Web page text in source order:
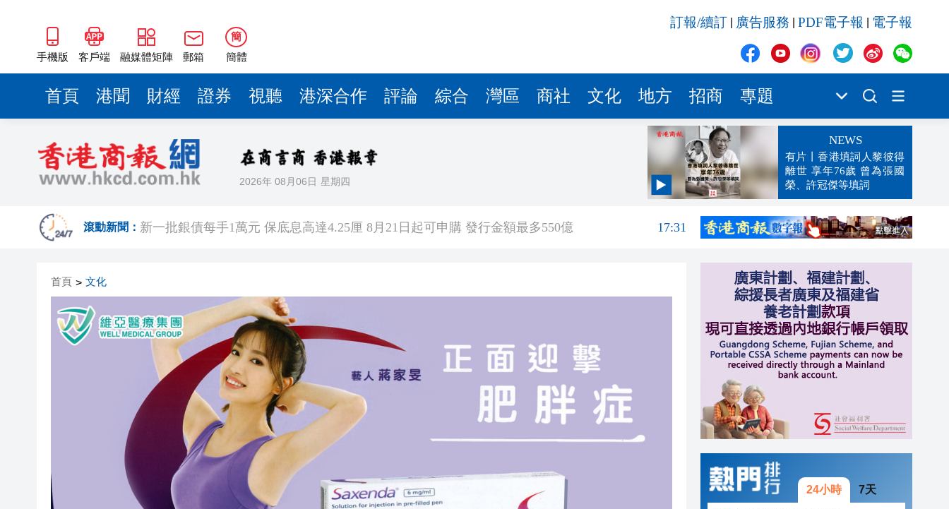
手機版 客戶端 融媒體矩陣 郵箱
簡
簡體
訂報/續訂 廣告服務 PDF電子報 電子報
首頁 港聞 財經 證券 視聽 港深合作 評論 綜合 灣區 商社 文化 地方 招商 專題
2026年 08月06日 星期四
NEWS
有片丨香港填詞人黎彼得
離世 享年76歲 曾為張國
榮、許冠傑等填詞
滾動新聞：
食環署引入內地捕蚊神器「吞天蛙」
17:22
張國榮70誕辰音樂會將不設直播 陳淑芬構思1956部無人機賀壽
東野圭吾遺作《永恆的記憶》發售
有片丨特朗普快步阻止男童險摔下台 笑稱：我不想他像拜登一樣摔倒
​MiniMax納入港股通首日升17.1% 收報297.2元
首頁 > 文化
24小時 7天